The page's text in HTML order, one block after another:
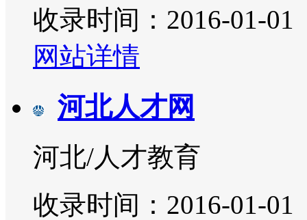
收录时间：2016-01-01
网站详情
河北人才网
河北/人才教育
收录时间：2016-01-01